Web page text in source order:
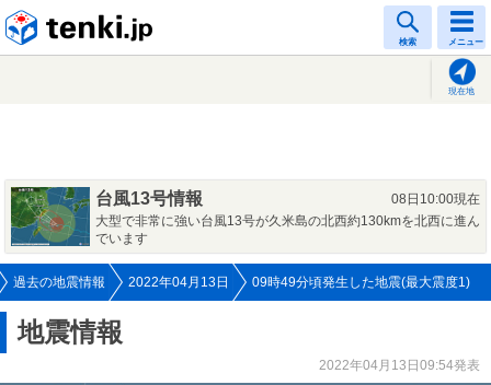
検索 メニュー
現在地
台風13号情報
08日10:00現在
大型で非常に強い台風13号が久米島の北西約130kmを北西に進ん
でいます
過去の地震情報 2022年04月13日 09時49分頃発生した地震(最大震度1)
地震情報
2022年04月13日09:54発表